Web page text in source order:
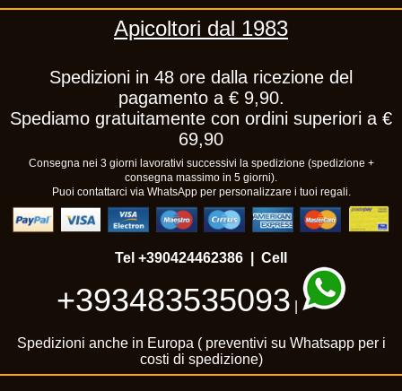
Apicoltori dal 1983
Spedizioni in 48 ore dalla ricezione del
pagamento a € 9,90.
Spediamo gratuitamente con ordini superiori a €
69,90
Consegna nei 3 giorni lavorativi successivi la spedizione (spedizione +
consegna massimo in 5 giorni).
Puoi contattarci via WhatsApp per personalizzare i tuoi regali.
Tel +390424462386 | Cell
+393483535093
Spedizioni anche in Europa ( preventivi su Whatsapp per i
costi di spedizione)